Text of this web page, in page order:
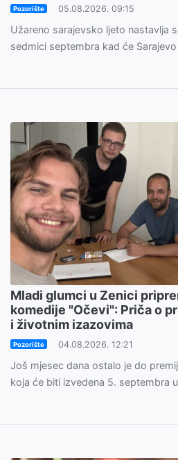
Pozorište 05.08.2026. 09:15
Užareno sarajevsko ljeto nastavlja
sedmici septembra kad će
Mladi glumci u Zenici
komedije "Očevi": Priča o
i životnim izazovima
Pozorište 04.08.2026. 12:21
Još mjesec dana ostalo je do
koja će biti izvedena 5. septembra